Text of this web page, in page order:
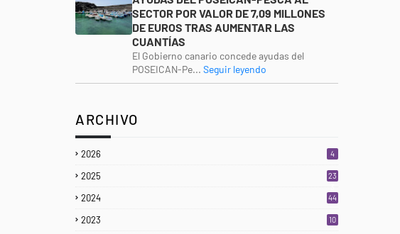
SECTOR POR VALOR DE 7,09 MILLONES
DE EUROS TRAS AUMENTAR LAS
CUANTÍAS
El Gobierno canario concede ayudas del
POSEICAN-Pe... Seguir leyendo
ARCHIVO
2026 4
2025
23
2024 44
2023 10